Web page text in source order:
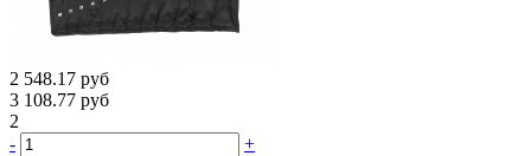
2 548.17 руб
3 108.77 руб
2
-
+